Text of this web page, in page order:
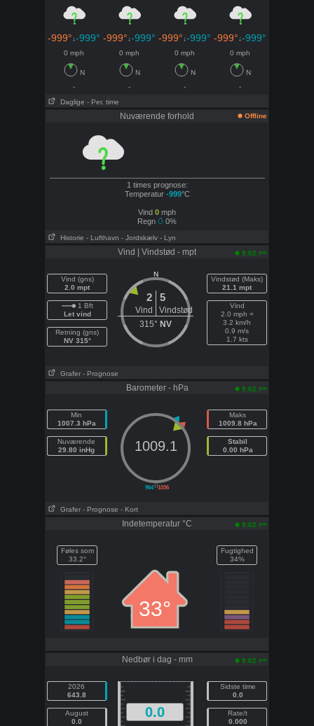
-999°↓-999° -999°↓-999° -999°↓-999° -999°↓-999°
0 mph 0 mph 0 mph 0 mph
N N N
N
-
- -
-
Daglige - Per. time
Nuværende forhold Offline
1 times prognose:
Temperatur -999°C
Vind 0 mph
Regn
0%
Historie - Lufthavn - Jordskælv - Lyn
Vind | Vindstød - mpt 9:02 pm
Vind (gns)
2.0 mpt
1 Bft
Let vind
Retning (gns)
NV 315°
N
2 5
Vind
Vindstød
315° NV
Vindstød (Maks)
21.1 mpt
Vind
2.0 mph =
3.2 km/h
0.9 m/s
1.7 kts
Grafer - Prognose
Barometer - hPa 9:02 pm
Min
1007.3 hPa
Nuværende
29.80 inHg
||
964 1036
1009.1
Maks
1009.8 hPa
Stabil
0.00 hPa
Grafer - Prognose - Kort
Indetemperatur °C 9:02 pm
Føles som
33.2°
33°
Fugtighed
34%
Nedbør i dag - mm 9:02 pm
2026
643.8
August
0.0
0.0
Sidste time
0.0
Rate/t
0.000